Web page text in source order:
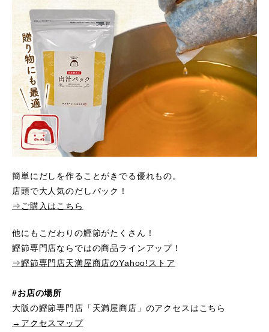
簡単にだしを作ることがきでる優れもの。
店頭で大人気のだしパック！
⇒ご購入はこちら
他にもこだわりの鰹節がたくさん！
鰹節専門店ならではの商品ラインアップ！
⇒鰹節専門店天満屋商店のYahoo!ストア
#お店の場所
大阪の鰹節専門店「天満屋商店」のアクセスはこちら
→アクセスマップ